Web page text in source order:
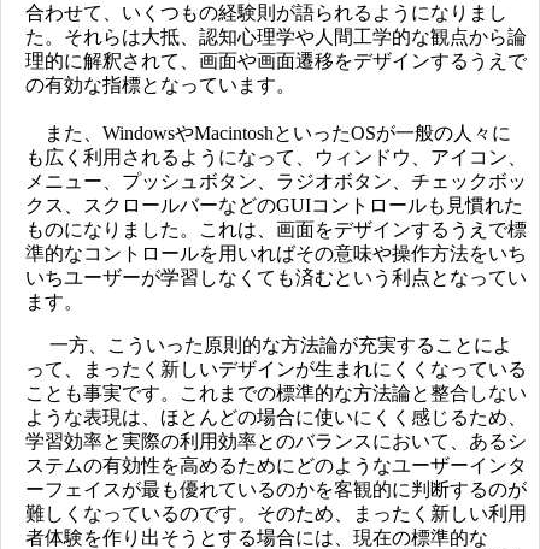
合わせて、いくつもの経験則が語られるようになりまし
た。それらは大抵、認知心理学や人間工学的な観点から論
理的に解釈されて、画面や画面遷移をデザインするうえで
の有効な指標となっています。
また、WindowsやMacintoshといったOSが一般の人々に
も広く利用されるようになって、ウィンドウ、アイコン、
メニュー、プッシュボタン、ラジオボタン、チェックボッ
クス、スクロールバーなどのGUIコントロールも見慣れた
ものになりました。これは、画面をデザインするうえで標
準的なコントロールを用いればその意味や操作方法をいち
いちユーザーが学習しなくても済むという利点となってい
ます。
一方、こういった原則的な方法論が充実することによ
って、まったく新しいデザインが生まれにくくなっている
ことも事実です。これまでの標準的な方法論と整合しない
ような表現は、ほとんどの場合に使いにくく感じるため、
学習効率と実際の利用効率とのバランスにおいて、あるシ
ステムの有効性を高めるためにどのようなユーザーインタ
ーフェイスが最も優れているのかを客観的に判断するのが
難しくなっているのです。そのため、まったく新しい利用
者体験を作り出そうとする場合には、現在の標準的な